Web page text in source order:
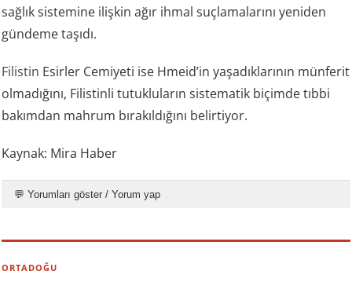
sağlık sistemine ilişkin ağır ihmal suçlamalarını yeniden
gündeme taşıdı.
Filistin Esirler Cemiyeti ise Hmeid’in yaşadıklarının münferit
olmadığını, Filistinli tutukluların sistematik biçimde tıbbi
bakımdan mahrum bırakıldığını belirtiyor.
Kaynak: Mira Haber
💬 Yorumları göster / Yorum yap
ORTADOĞU